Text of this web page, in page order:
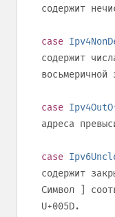
содержит
case
содержит
восьмеричной
case
адреса
case
содержит
Символ
U+005D.